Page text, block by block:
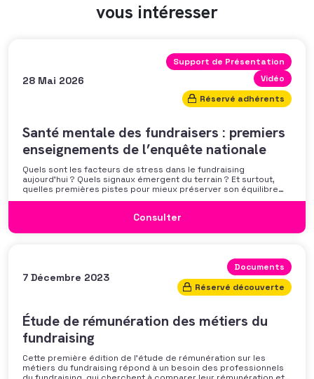
vous intéresser
28 Mai 2026
Support de Présentation
Vidéo
Réservé adhérents
Santé mentale des fundraisers : premiers
enseignements de l’enquête nationale
Quels sont les facteurs de stress dans le fundraising
aujourd’hui ? Quels signaux émergent du terrain ? Et surtout,
quelles premières pistes pour mieux préserver son équilibre
professionnel ? L’AFF vous propose un webinaire pour découvrir
discussion autour des mécanismes
Consulter
7 Décembre 2023
Documents
Réservé découverte
Étude de rémunération des métiers du
fundraising
Cette première édition de l’étude de rémunération sur les
métiers du fundraising répond à un besoin des professionnels